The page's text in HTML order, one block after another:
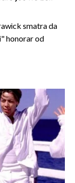
smatra da
honorar od